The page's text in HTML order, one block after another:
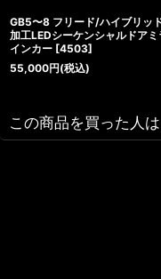
GB5〜8 フリード/ハイブリッ
加工LEDシーケンシャルドアミ
インカー [4503]
55,000円(税込)
この商品を買った人